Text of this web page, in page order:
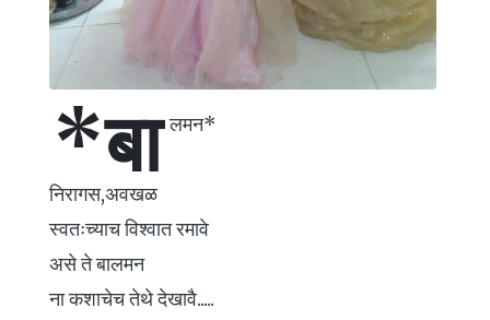
*बा लमन*
निरागस,अवखळ
स्वतःच्याच विश्वात रमावे
असे ते बालमन
ना कशाचेच तेथे देखावै.....